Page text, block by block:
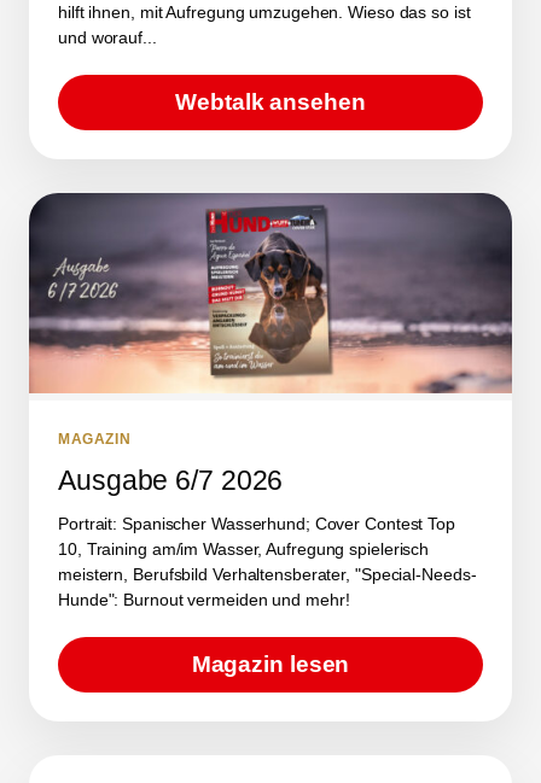
hilft ihnen, mit Aufregung umzugehen. Wieso das so ist
und worauf...
Webtalk ansehen
MAGAZIN
Ausgabe 6/7 2026
Portrait: Spanischer Wasserhund; Cover Contest Top
10, Training am/im Wasser, Aufregung spielerisch
meistern, Berufsbild Verhaltensberater, "Special-Needs-
Hunde": Burnout vermeiden und mehr!
Magazin lesen